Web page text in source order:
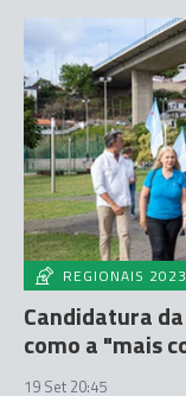
REGIONAIS 2023
Candidatura
como a "mais
19 Set 20:45